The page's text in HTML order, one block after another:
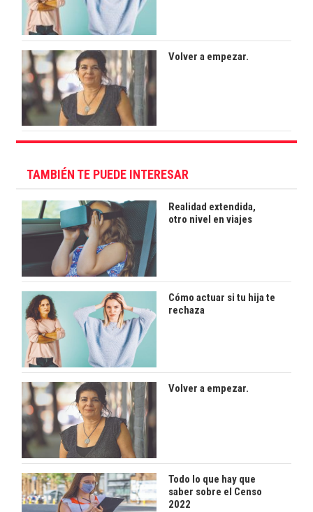
Volver a empezar.
TAMBIÉN TE PUEDE INTERESAR
Realidad extendida,
otro nivel en viajes
Cómo actuar si tu hija te
rechaza
Volver a empezar.
Todo lo que hay que
saber sobre el Censo
2022